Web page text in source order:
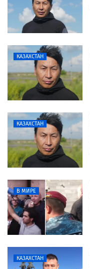
КАЗАХСТАН
КАЗАХСТАН
В МИРЕ
КАЗАХСТАН